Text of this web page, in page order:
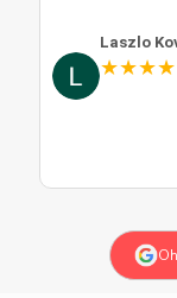
Laszlo
★★★★